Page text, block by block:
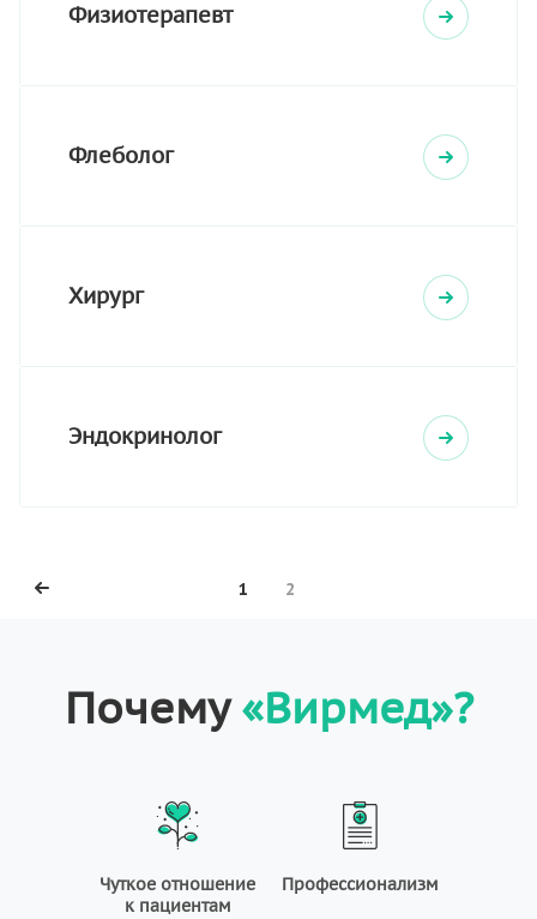
Физиотерапевт
Флеболог
Хирург
Эндокринолог
1 2
Почему«Вирмед»?
Чуткое отношение
к пациентам
Профессионализм